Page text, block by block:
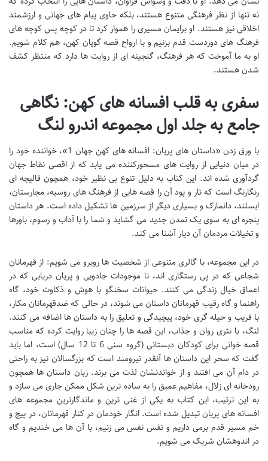
نه تنها از نظر فرهنگی متنوع هستند، بلکه حاوی پیام های جهانی و ارزشمند
اخلاقی نیز هستند. او برایمان مسیری را هموار کرد تا در کوچه پس کوچه های
فرهنگ های دوردست قدم بزنیم و با ارواح قصه گویان کهن، هم کلام شویم.
او به ما آموخت که هر فرهنگ، گنجینه ای از روایت ها دارد که منتظر کشف
شدن هستند.
سفری به قلب افسانه های کهن: نگاهی
جامع به جلد اول مجموعه اندرو لنگ
با ورق زدن «داستان های پریان: افسانه های کهن جهان 1»، خواننده خود را
در میان دنیایی از روایت های مسحورکننده می یابد که از اقصی نقاط جهان
گردآوری شده اند. این کتاب به دلیل تنوع بی نظیر خود، همچون قالیچه ای
رنگارنگ است که تار و پود آن را قصه هایی از فرهنگ های روسیه، مجارستان،
ایسلند، دانمارک و بسیاری دیگر از سرزمین ها تشکیل داده است. هر داستان
پنجره ای به سوی یک تمدن جدید می گشاید و شما را با آداب و رسوم، باورها
و تخیلات مردمان آن دیار آشنا می کند.
در این مجموعه، با گالری متنوعی از شخصیت ها روبرو می شویم: از قهرمانان
شجاعی که در پی رستگاری اند، تا موجودات جادویی و پریان دریایی که در
اعماق خیال زندگی می کنند. حیوانات سخنگو با هوش و ذکاوت خود، گاه
راهنما و گاه رقیب قهرمانان داستان می شوند، در حالی که ضدقهرمانان مکار،
با فریب و حیله گری خود، پیچیدگی و تعلیق را به داستان ها اضافه می کنند.
لنگ، با نثری روان و جذاب، این قصه ها را چنان زیبا روایت کرده که مناسب
قصه خوانی برای کودکان دبستانی (گروه سنی 6 تا 12 سال) است، اما باید
گفت که سحر این داستان ها آنقدر نیرومند است که بزرگسالان نیز به راحتی
در دام آن می افتند و از خواندنشان لذت می برند. زبان داستان ها همچون
رودخانه ای زلال، مفاهیم عمیق را به ساده ترین شکل ممکن جاری می سازد و
به این ترتیب، این کتاب به یکی از غنی ترین و ماندگارترین مجموعه های
افسانه های پریان تبدیل شده است. انگار خودمان در کنار قهرمانان، در پیچ و
خم مسیر قدم برمی داریم و نفس نفس می زنیم، با آن ها می خندیم و گاه
در اندوهشان شریک می شویم.